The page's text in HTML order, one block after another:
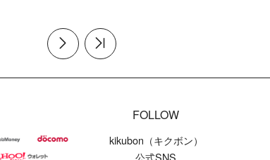
FOLLOW
kikubon（キクボン）
公式SNS